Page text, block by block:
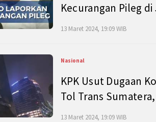
Kecurangan Pileg
13 Maret 2024, 19:09 WIB
Nasional
KPK Usut Dugaan
Tol Trans
13 Maret 2024, 19:09 WIB